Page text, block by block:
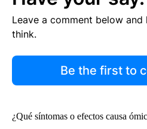
Leave a comment below
think.
Be the first to
¿Qué síntomas o efectos causa